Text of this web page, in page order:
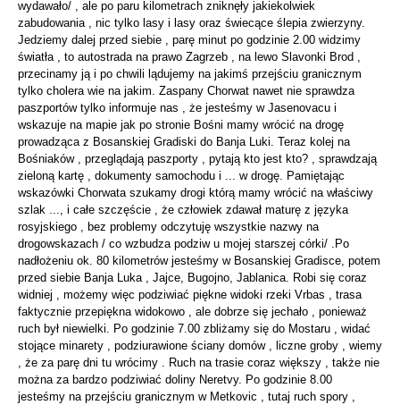
wydawało/ , ale po paru kilometrach zniknęły jakiekolwiek
zabudowania , nic tylko lasy i lasy oraz świecące ślepia zwierzyny.
Jedziemy dalej przed siebie , parę minut po godzinie 2.00 widzimy
światła , to autostrada na prawo Zagrzeb , na lewo Slavonki Brod ,
przecinamy ją i po chwili lądujemy na jakimś przejściu granicznym
tylko cholera wie na jakim. Zaspany Chorwat nawet nie sprawdza
paszportów tylko informuje nas , że jesteśmy w Jasenovacu i
wskazuje na mapie jak po stronie Bośni mamy wrócić na drogę
prowadząca z Bosanskiej Gradiski do Banja Luki. Teraz kolej na
Bośniaków , przeglądają paszporty , pytają kto jest kto? , sprawdzają
zieloną kartę , dokumenty samochodu i ... w drogę. Pamiętając
wskazówki Chorwata szukamy drogi którą mamy wrócić na właściwy
szlak ..., i całe szczęście , że człowiek zdawał maturę z języka
rosyjskiego , bez problemy odczytuję wszystkie nazwy na
drogowskazach / co wzbudza podziw u mojej starszej córki/ .Po
nadłożeniu ok. 80 kilometrów jesteśmy w Bosanskiej Gradisce, potem
przed siebie Banja Luka , Jajce, Bugojno, Jablanica. Robi się coraz
widniej , możemy więc podziwiać piękne widoki rzeki Vrbas , trasa
faktycznie przepiękna widokowo , ale dobrze się jechało , ponieważ
ruch był niewielki. Po godzinie 7.00 zbliżamy się do Mostaru , widać
stojące minarety , podziurawione ściany domów , liczne groby , wiemy
, że za parę dni tu wrócimy . Ruch na trasie coraz większy , także nie
można za bardzo podziwiać doliny Neretvy. Po godzinie 8.00
jesteśmy na przejściu granicznym w Metkovic , tutaj ruch spory ,